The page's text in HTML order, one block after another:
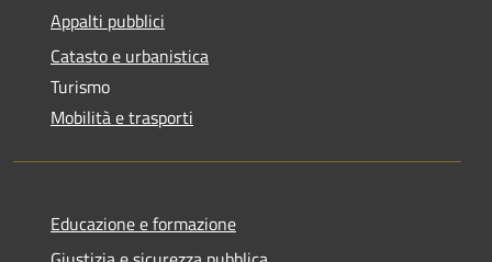
Appalti pubblici
Catasto e urbanistica
Turismo
Mobilità e trasporti
Educazione e formazione